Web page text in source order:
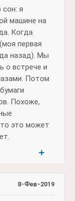
я
машине на
Когда
первая
назад). Мы
о встрече и
Потом
Похоже,
это может
➕
8-Фев-2019